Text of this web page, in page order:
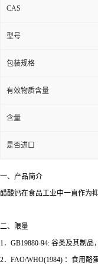
CAS
型号
包装规格
有效物质含量
含量
是否进口
一、产品简介
醋酸钙在食品工业中一直作为
二、限量
1．GB19880-94: 谷类及其制品
2．FAO/WHO(1984) ：食用酪